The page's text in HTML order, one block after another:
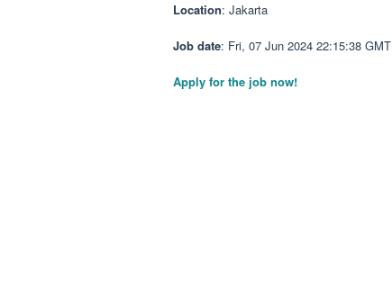
Location: Jakarta
Job date: Fri, 07 Jun 2024 22:15:38 GMT
Apply for the job now!